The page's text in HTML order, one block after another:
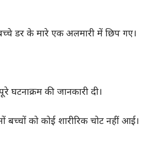
डर के मारे एक अलमारी में छिप गए।
की जानकारी दी।
को कोई शारीरिक चोट नहीं आई।